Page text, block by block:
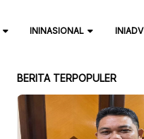
ININASIONAL INIADV
BERITA TERPOPULER